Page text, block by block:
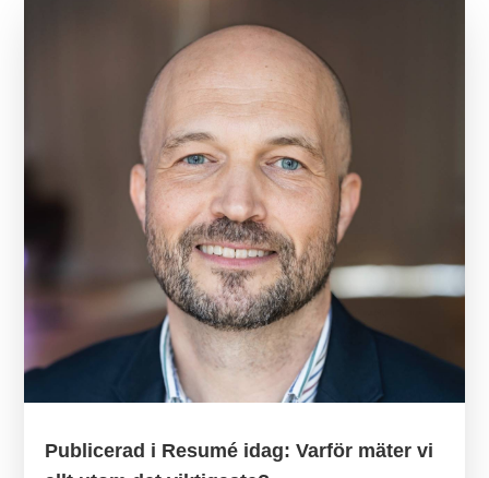
Publicerad i Resumé idag: Varför mäter vi